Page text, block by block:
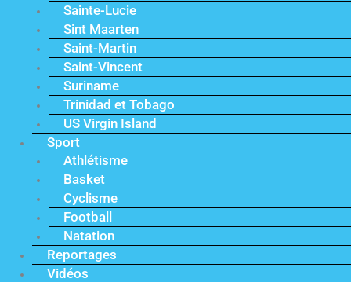
Sainte-Lucie
Sint Maarten
Saint-Martin
Saint-Vincent
Suriname
Trinidad et Tobago
US Virgin Island
Sport
Athlétisme
Basket
Cyclisme
Football
Natation
Reportages
Vidéos